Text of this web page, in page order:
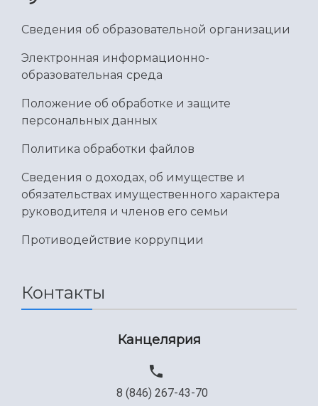
Умный дом бабочек
Международный межвузовский кампус
Сведения об образовательной организации
Официальные документы
Сведения об образовательной организации
Электронная информационно-
образовательная среда
Положение об обработке и защите
персональных данных
Политика обработки файлов
Сведения о доходах, об имуществе и
обязательствах имущественного характера
руководителя и членов его семьи
Противодействие коррупции
Контакты
Канцелярия
8 (846) 267-43-70